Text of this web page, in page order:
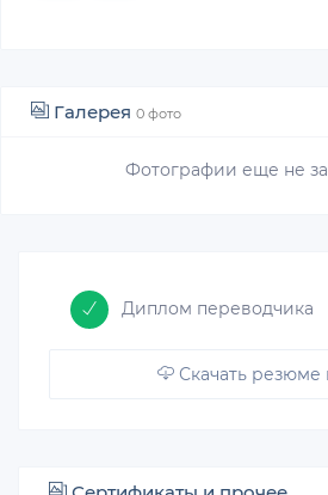
Галерея 0 фото
Фотографии еще не
Диплом переводчика
Скачать резюме